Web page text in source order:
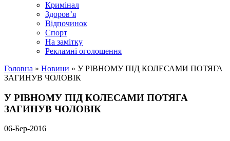
Кримінал
Здоров’я
Відпочинок
Спорт
На замітку
Рекламні оголошення
Головна » Новини » У РІВНОМУ ПІД КОЛЕСАМИ ПОТЯГА
ЗАГИНУВ ЧОЛОВІК
У РІВНОМУ ПІД КОЛЕСАМИ ПОТЯГА
ЗАГИНУВ ЧОЛОВІК
06-Бер-2016